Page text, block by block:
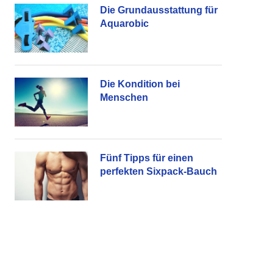
Die Grundausstattung für
Aquarobic
Die Kondition bei
Menschen
Fünf Tipps für einen
perfekten Sixpack-Bauch